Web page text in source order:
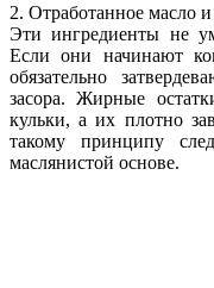
2. Отработанное масло
Эти ингредиенты не
Если они начинают
обязательно
засора. Жирные
кульки, а их плотно
такому принципу
маслянистой основе.